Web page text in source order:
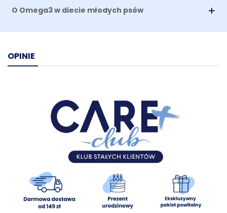
dodaj odmierzoną dawkę oleju do codziennego posiłku.
zalecanej, dziennej dawki. Suplement wysokiego
Przechowywanie: w temperaturze pokojowej, w
zaciemnionym miejscu w oryginalnym i szczelnie
O Omega3 w diecie młodych psów
OPINIE